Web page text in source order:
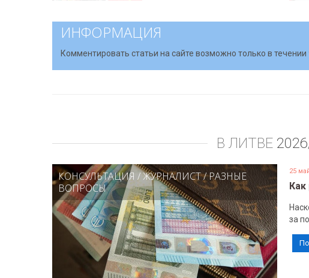
ИНФОРМАЦИЯ
Комментировать статьи на сайте возможно только в течении
В ЛИТВЕ
КОНСУЛЬТАЦИЯ /ЖУРНАЛИСТ/РАЗНЫЕ
ВОПРОСЫ
25
Как
за